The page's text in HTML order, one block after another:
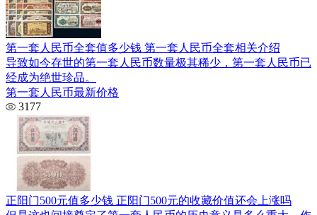
第一套人民币全套值多少钱 第一套人民币全套相关介绍
导致如今存世的第一套人民币数量极其稀少，第一套人民币已
经成为绝世珍品。
第一套人民币最新价格
3177
正阳门500元值多少钱 正阳门500元的收藏价值还会上涨吗